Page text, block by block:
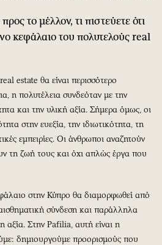
το μέλλον, τι πιστεύετε ότι
κεφάλαιο του πολυτελούς real
estate θα είναι περισσότερο
η πολυτέλεια συνδεόταν με την
και την υλική αξία. Σήμερα όμως, οι
στην ευεξία, την ιδιωτικότητα, τη
εμπειρίες. Οι άνθρωποι αναζητούν
τη ζωή τους και όχι απλώς έργα που
στην Κύπρο θα διαμορφωθεί από
σύνδεση και παράλληλα
Στην Pafilia, αυτή είναι η
δημιουργούμε προορισμούς που